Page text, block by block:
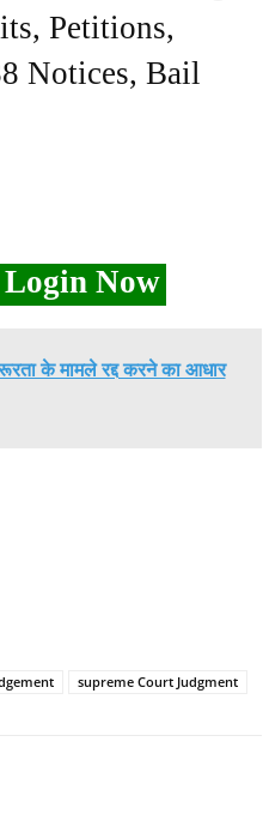
Petitions,
Notices, Bail
Now
के मामले रद्द करने का आधार
supreme Court Judgment